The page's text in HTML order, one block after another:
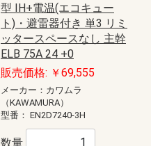
型 IH+電温(エコキュー
ト)・避雷器付き 単3 リミ
ッタースペースなし 主幹
ELB 75A 24 +0
販売価格: ￥69,555
メーカー：カワムラ
（KAWAMURA）
型番： EN2D7240-3H
数量